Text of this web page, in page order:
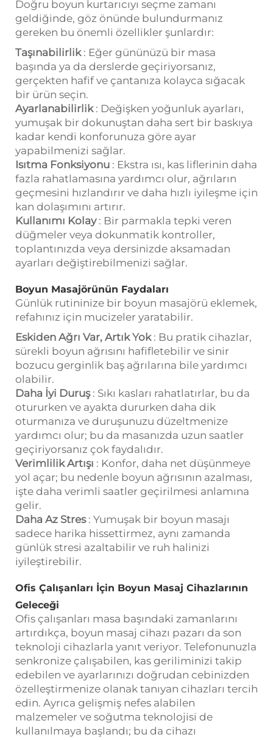
Doğru boyun kurtarıcıyı seçme zamanı
geldiğinde, göz önünde bulundurmanız
gereken bu önemli özellikler şunlardır:
Taşınabilirlik : Eğer gününüzü bir masa
başında ya da derslerde geçiriyorsanız,
gerçekten hafif ve çantanıza kolayca sığacak
bir ürün seçin.
Ayarlanabilirlik : Değişken yoğunluk ayarları,
yumuşak bir dokunuştan daha sert bir baskıya
kadar kendi konforunuza göre ayar
yapabilmenizi sağlar.
Isıtma Fonksiyonu : Ekstra ısı, kas liflerinin daha
fazla rahatlamasına yardımcı olur, ağrıların
geçmesini hızlandırır ve daha hızlı iyileşme için
kan dolaşımını artırır.
Kullanımı Kolay : Bir parmakla tepki veren
düğmeler veya dokunmatik kontroller,
toplantınızda veya dersinizde aksamadan
ayarları değiştirebilmenizi sağlar.
Boyun Masajörünün Faydaları
Günlük rutininize bir boyun masajörü eklemek,
refahınız için mucizeler yaratabilir.
Eskiden Ağrı Var, Artık Yok : Bu pratik cihazlar,
sürekli boyun ağrısını hafifletebilir ve sinir
bozucu gerginlik baş ağrılarına bile yardımcı
olabilir.
Daha İyi Duruş : Sıkı kasları rahatlatırlar, bu da
otururken ve ayakta dururken daha dik
oturmanıza ve duruşunuzu düzeltmenize
yardımcı olur; bu da masanızda uzun saatler
geçiriyorsanız çok faydalıdır.
Verimlilik Artışı : Konfor, daha net düşünmeye
yol açar; bu nedenle boyun ağrısının azalması,
işte daha verimli saatler geçirilmesi anlamına
gelir.
Daha Az Stres : Yumuşak bir boyun masajı
sadece harika hissettirmez, aynı zamanda
günlük stresi azaltabilir ve ruh halinizi
iyileştirebilir.
Ofis Çalışanları İçin Boyun Masaj Cihazlarının
Geleceği
Ofis çalışanları masa başındaki zamanlarını
artırdıkça, boyun masaj cihazı pazarı da son
teknoloji cihazlarla yanıt veriyor. Telefonunuzla
senkronize çalışabilen, kas geriliminizi takip
edebilen ve ayarlarınızı doğrudan cebinizden
özelleştirmenize olanak tanıyan cihazları tercih
edin. Ayrıca gelişmiş nefes alabilen
malzemeler ve soğutma teknolojisi de
kullanılmaya başlandı; bu da cihazı